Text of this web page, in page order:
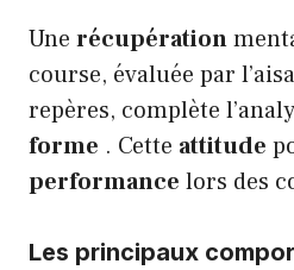
Une récupération
course, évaluée par
repères, complète
forme . Cette attitude
performance lors des
Les principaux